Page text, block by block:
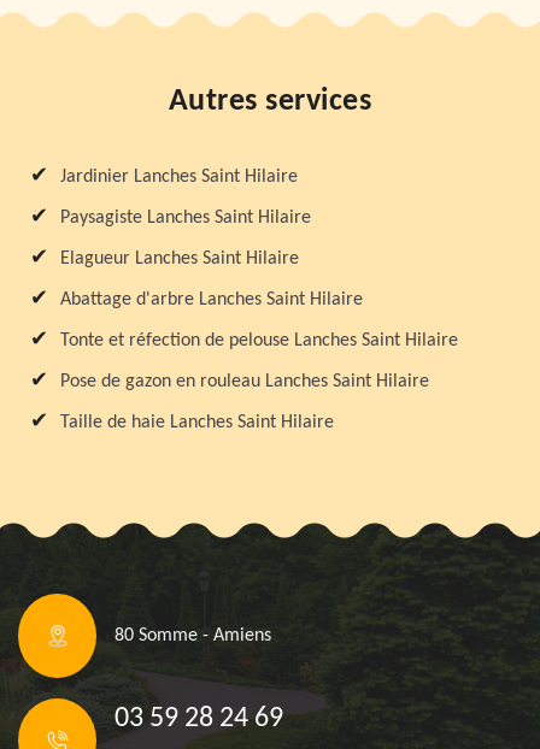
Autres services
Jardinier Lanches Saint Hilaire
Paysagiste Lanches Saint Hilaire
Elagueur Lanches Saint Hilaire
Abattage d'arbre Lanches Saint Hilaire
Tonte et réfection de pelouse Lanches Saint Hilaire
Pose de gazon en rouleau Lanches Saint Hilaire
Taille de haie Lanches Saint Hilaire
80 Somme - Amiens
03 59 28 24 69